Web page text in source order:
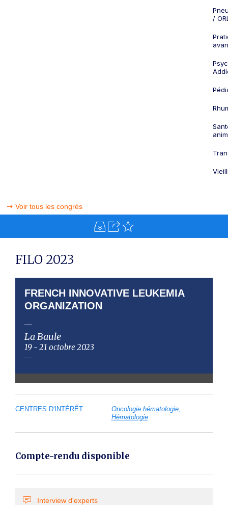
/
Voir tous les congrès
FILO 2023
FRENCH INNOVATIVE LEUKEMIA
ORGANIZATION
La Baule
19 - 21 octobre 2023
CENTRES D'INTÉRÊT
Oncologie hématologie
Hématologie
Compte-rendu disponible
Interview d'experts